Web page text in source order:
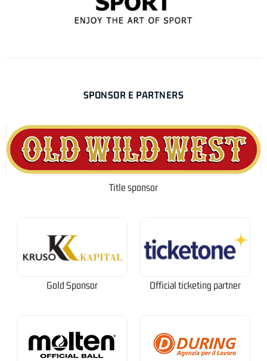
SPONSOR E PARTNERS
Title sponsor
Gold Sponsor Official ticketing partner